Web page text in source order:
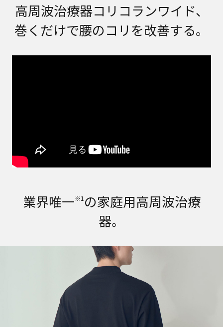
高周波治療器コリコランワイド、
巻くだけで腰のコリを改善する。
業界唯一※1 の家庭用高周波治療
器。